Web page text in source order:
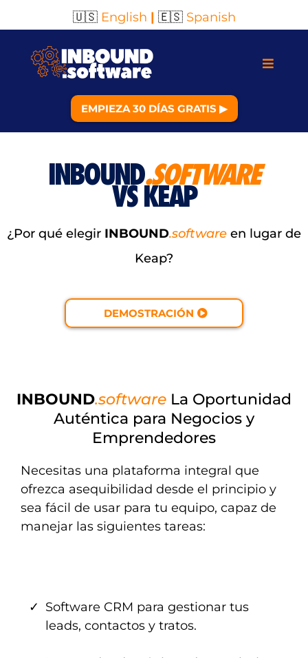
🇺🇸 English | 🇪🇸 Spanish
EMPIEZA 30 DÍAS GRATIS ▶︎
INBOUND.SOFTWARE
VS KEAP
¿Por qué elegir INBOUND.software en lugar de
Keap?
DEMOSTRACIÓN
INBOUND.software La Oportunidad
Auténtica para Negocios y
Emprendedores
Necesitas una plataforma integral que
ofrezca asequibilidad desde el principio y
sea fácil de usar para tu equipo, capaz de
manejar las siguientes tareas:
Software CRM para gestionar tus
leads, contactos y tratos.